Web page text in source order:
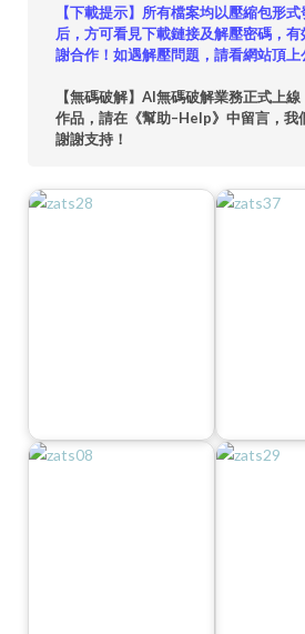
【下載提示】所有檔案均以壓縮包形
后，方可看見下載鏈接及解壓密碼，
謝合作！如遇解壓問題，請看網站頂上
【無碼破解】AI無碼破解業務正式上
作品，請在《幫助–Help》中留言，我
謝謝支持！